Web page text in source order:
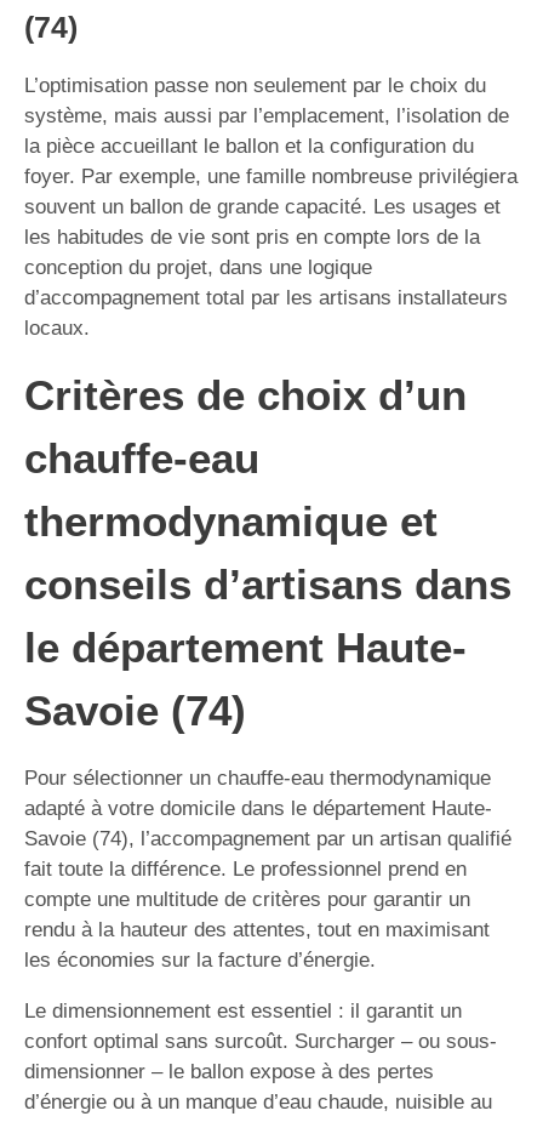
(74)
L’optimisation passe non seulement par le choix du
système, mais aussi par l’emplacement, l’isolation de
la pièce accueillant le ballon et la configuration du
foyer. Par exemple, une famille nombreuse privilégiera
souvent un ballon de grande capacité. Les usages et
les habitudes de vie sont pris en compte lors de la
conception du projet, dans une logique
d’accompagnement total par les artisans installateurs
locaux.
Critères de choix d’un
chauffe-eau
thermodynamique et
conseils d’artisans dans
le département Haute-
Savoie (74)
Pour sélectionner un chauffe-eau thermodynamique
adapté à votre domicile dans le département Haute-
Savoie (74), l’accompagnement par un artisan qualifié
fait toute la différence. Le professionnel prend en
compte une multitude de critères pour garantir un
rendu à la hauteur des attentes, tout en maximisant
les économies sur la facture d’énergie.
Le dimensionnement est essentiel : il garantit un
confort optimal sans surcoût. Surcharger – ou sous-
dimensionner – le ballon expose à des pertes
d’énergie ou à un manque d’eau chaude, nuisible au